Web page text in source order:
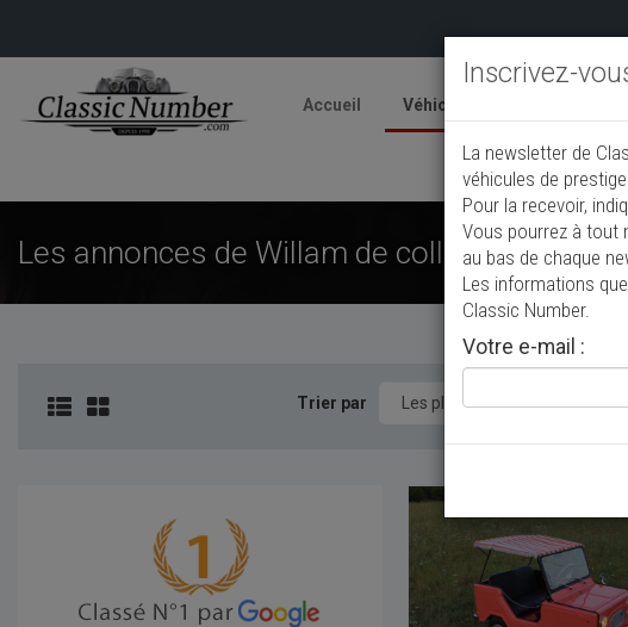
Accueil Véhicules
Ajouter une
Les annonces de Willam de collection à
Trier par
Inscrivez-
La newsletter de
véhicules de
Pour la recevoir,
Vous pourrez à tout
au bas de chaque
Les informations
Classic Number.
Votre e-mail :